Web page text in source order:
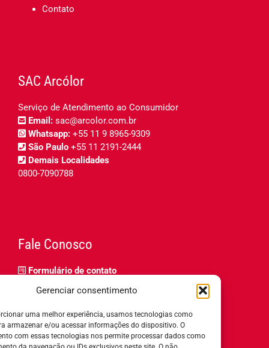
Gerenciar consentimento
uma melhor experiência, usamos tecnologias como
armazenar e/ou acessar informações do dispositivo. O
com essas tecnologias nos permite processar dados como
Contato
SAC Arcólor
Serviço de Atendimento ao Consumidor
Email: sac@arcolor.com.br
Whatsapp: +55 11 9 8965-9309
São Paulo +55 11 2191-2444
Demais Localidades
0800-7090788
Fale Conosco
Formulário de contato
Relatório de igualdade salarial